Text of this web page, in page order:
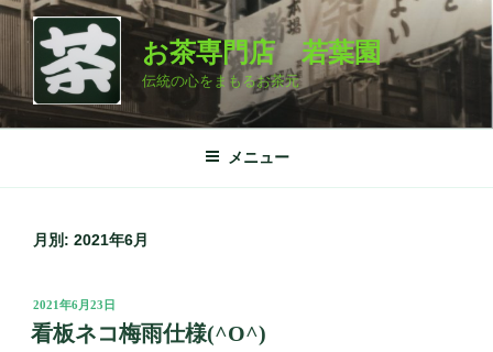
コ
ン
ツ
お茶専門店 若葉園
伝統の心をまもるお茶元
メニュー
月別: 2021年6月
投
稿
日:
2021年6月23日
看板ネコ梅雨仕様(^O^)